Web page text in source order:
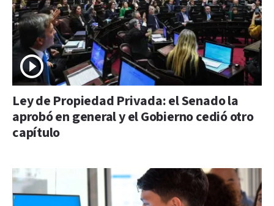
Ley de Propiedad Privada: el Senado la
aprobó en general y el Gobierno cedió otro
capítulo